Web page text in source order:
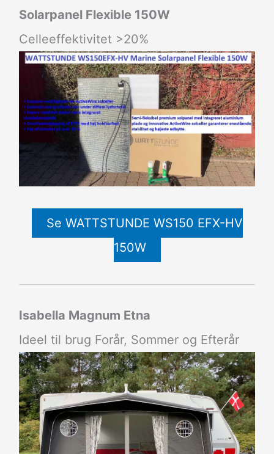
Solarpanel Flexible 150W
Celleeffektivitet >20%
Se WATTSTUNDE WS150 EFX-HV
150W
Isabella Magnum Etna
Ideel til brug Forår, Sommer og Efterår